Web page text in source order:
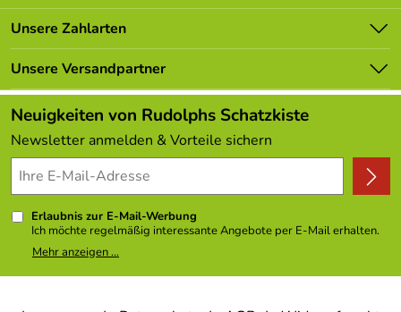
Batterieverordnung
Newsletter
Lieferbedingungen
Kundenlogin
Unsere Bestseller
Marken
Neu
Angebote
Kundenbewertungen (308)
4,9/5*****
Unsere Zahlarten
Unsere Versandpartner
Neuigkeiten von Rudolphs Schatzkiste
Newsletter anmelden & Vorteile sichern
Erlaubnis zur E-Mail-Werbung
Ich möchte regelmäßig interessante Angebote per E-Mail erhalten.
Meine E-Mail-Adresse wird nicht an andere Unternehmen
weitergegeben. Zu statistischen Zwecken wird in anonymer Form
Mehr anzeigen ...